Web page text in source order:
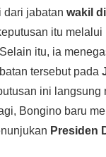
dari jabatan wakil
itu melalui
itu, ia
tersebut pada
ini langsung
Bongino baru
Presiden